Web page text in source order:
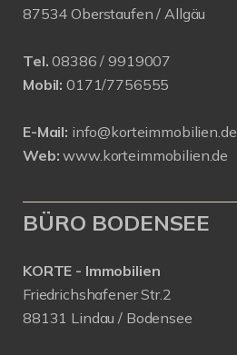
87534 Oberstaufen / Allgäu
Tel. 08386 / 9919007
Mobil: 0171/7756555
E-Mail: info@korteimmobilien.de
Web: www.korteimmobilien.de
BÜRO BODENSEE
KORTE - Immobilien
Friedrichshafener Str.2
88131 Lindau / Bodensee